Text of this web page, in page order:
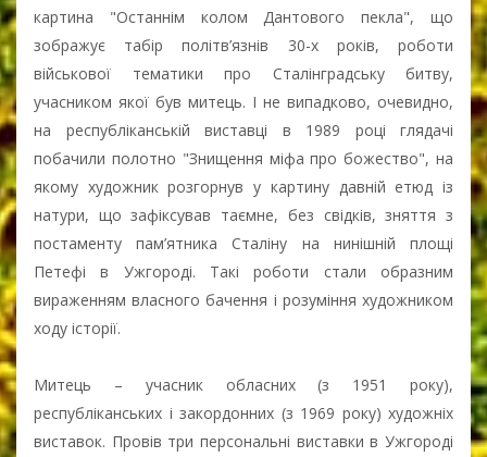
картина "Останнім колом Дантового пекла", що
зображує табір політв’язнів 30-х років, роботи
військової тематики про Сталінградську битву,
учасником якої був митець. І не випадково, очевидно,
на республіканській виставці в 1989 році глядачі
побачили полотно "Знищення міфа про божество", на
якому художник розгорнув у картину давній етюд із
натури, що зафіксував таємне, без свідків, зняття з
постаменту пам’ятника Сталіну на нинішній площі
Петефі в Ужгороді. Такі роботи стали образним
вираженням власного бачення і розуміння художником
ходу історії.
Митець – учасник обласних (з 1951 року),
республіканських і закордонних (з 1969 року) художніх
виставок. Провів три персональні виставки в Ужгороді